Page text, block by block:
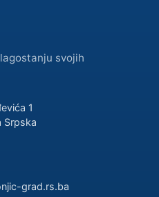
svojih
1
Srpska
grad.rs.ba